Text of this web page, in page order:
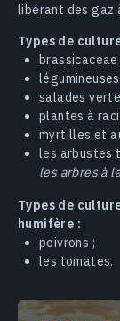
libérant des gaz
Types de
brassicaceae
légumineuses
salades
plantes à
myrtilles et
les arbustes
les arbres à
Types de
humifère :
poivrons ;
les tomates.